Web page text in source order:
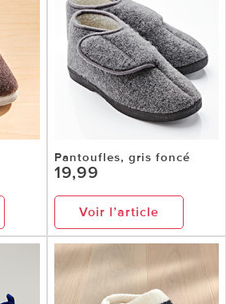
Pantoufles, gris foncé
19,99
Voir l’article